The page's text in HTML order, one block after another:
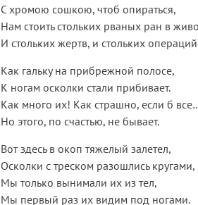
С хромою сошкою, чтоб опираться,
Нам стоить стольких рваных ран в
И стольких жертв, и стольких
Как гальку на прибрежной полосе,
К ногам осколки стали прибивает.
Как много их! Как страшно, если б
Но этого, по счастью, не бывает.
Вот здесь в окоп тяжелый залетел,
Осколки с треском разошлись кругами,
Мы только вынимали их из тел,
Мы первый раз их видим под ногами.